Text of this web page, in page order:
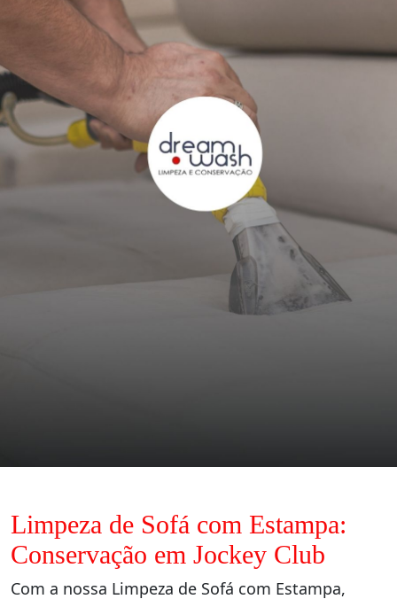
Limpeza de Sofá com Estampa:
Conservação em Jockey Club
Com a nossa Limpeza de Sofá com Estampa,